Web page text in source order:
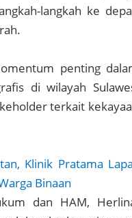
langkah ke
penting
di wilayah
terkait
Klinik Pratama
Binaan
dan HAM,